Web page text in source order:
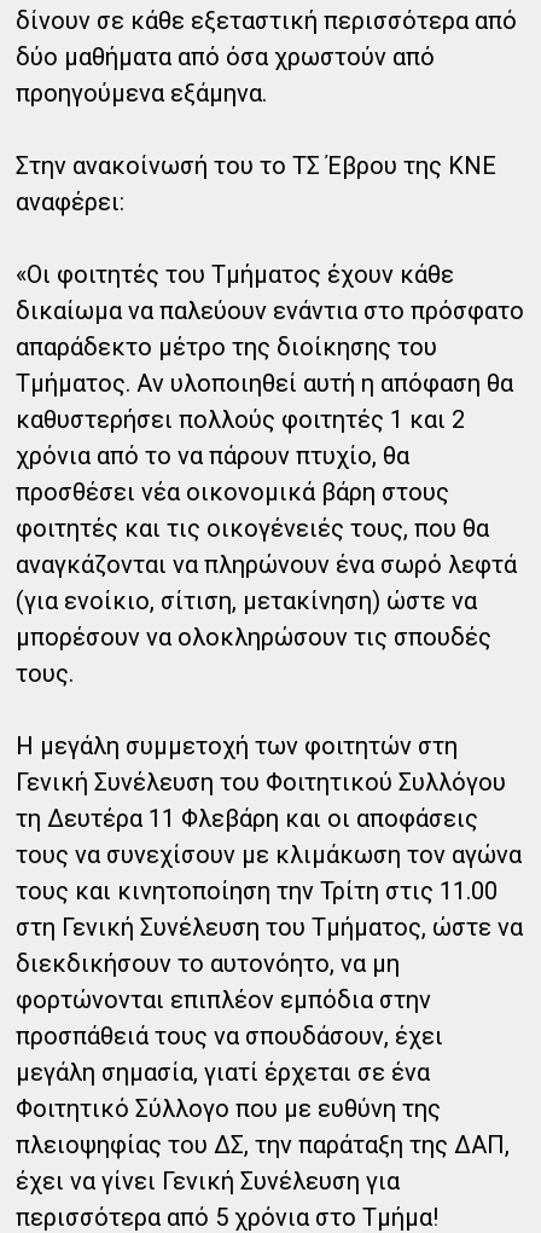
δίνουν σε κάθε εξεταστική περισσότερα από
δύο μαθήματα από όσα χρωστούν από
προηγούμενα εξάμηνα.
Στην ανακοίνωσή του το ΤΣ Έβρου της ΚΝΕ
αναφέρει:
«Οι φοιτητές του Τμήματος έχουν κάθε
δικαίωμα να παλεύουν ενάντια στο πρόσφατο
απαράδεκτο μέτρο της διοίκησης του
Τμήματος. Αν υλοποιηθεί αυτή η απόφαση θα
καθυστερήσει πολλούς φοιτητές 1 και 2
χρόνια από το να πάρουν πτυχίο, θα
προσθέσει νέα οικονομικά βάρη στους
φοιτητές και τις οικογένειές τους, που θα
αναγκάζονται να πληρώνουν ένα σωρό λεφτά
(για ενοίκιο, σίτιση, μετακίνηση) ώστε να
μπορέσουν να ολοκληρώσουν τις σπουδές
τους.
Η μεγάλη συμμετοχή των φοιτητών στη
Γενική Συνέλευση του Φοιτητικού Συλλόγου
τη Δευτέρα 11 Φλεβάρη και οι αποφάσεις
τους να συνεχίσουν με κλιμάκωση τον αγώνα
τους και κινητοποίηση την Τρίτη στις 11.00
στη Γενική Συνέλευση του Τμήματος, ώστε να
διεκδικήσουν το αυτονόητο, να μη
φορτώνονται επιπλέον εμπόδια στην
προσπάθειά τους να σπουδάσουν, έχει
μεγάλη σημασία, γιατί έρχεται σε ένα
Φοιτητικό Σύλλογο που με ευθύνη της
πλειοψηφίας του ΔΣ, την παράταξη της ΔΑΠ,
έχει να γίνει Γενική Συνέλευση για
περισσότερα από 5 χρόνια στο Τμήμα!